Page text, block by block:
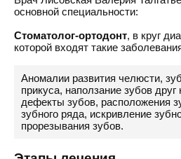
основной специальности:
Стоматолог-ортодонт, в круг
которой входят такие
Аномалии развития челюсти,
прикуса, наползание зубов
дефекты зубов, расположения
зубного ряда, искривление
прорезывания зубов.